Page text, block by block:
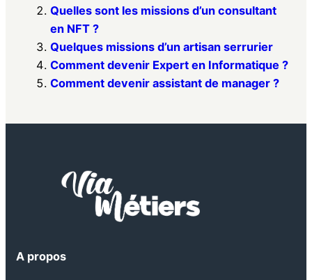
Quelles sont les missions d’un consultant
en NFT ?
Quelques missions d’un artisan serrurier
Comment devenir Expert en Informatique ?
Comment devenir assistant de manager ?
A propos